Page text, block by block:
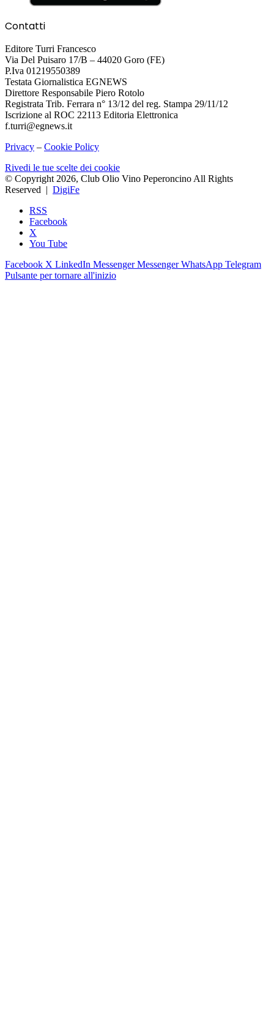
Contatti
Editore Turri Francesco
Via Del Puisaro 17/B – 44020 Goro (FE)
P.Iva 01219550389
Testata Giornalistica EGNEWS
Direttore Responsabile Piero Rotolo
Registrata Trib. Ferrara n° 13/12 del reg. Stampa 29/11/12
Iscrizione al ROC 22113 Editoria Elettronica
f.turri@egnews.it
Privacy – Cookie Policy
Rivedi le tue scelte dei cookie
© Copyright 2026, Club Olio Vino Peperoncino All Rights
Reserved | DigiFe
RSS
Facebook
X
You Tube
Facebook X LinkedIn Messenger Messenger WhatsApp Telegram
Pulsante per tornare all'inizio